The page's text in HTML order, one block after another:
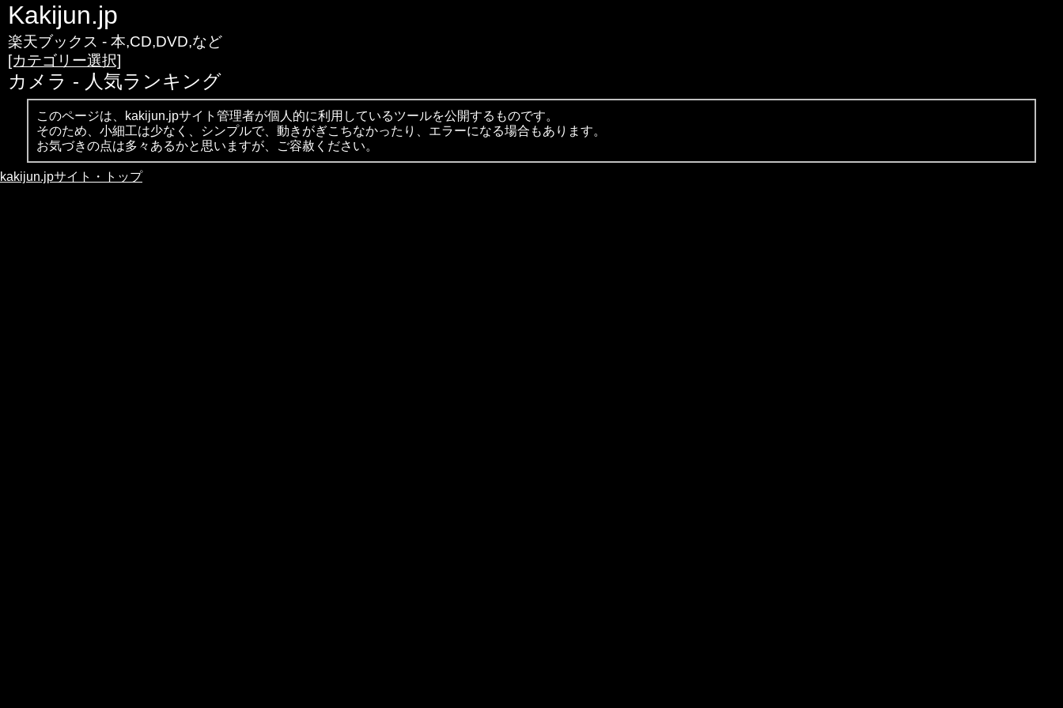
Kakijun.jp
楽天ブックス - 本,CD,DVD,など
[カテゴリー選択]
カメラ - 人気ランキング
このページは、kakijun.jpサイト管理者が個人的に利用しているツールを公開するものです。
そのため、小細工は少なく、シンプルで、動きがぎこちなかったり、エラーになる場合もあります。
お気づきの点は多々あるかと思いますが、ご容赦ください。
kakijun.jpサイト・トップ